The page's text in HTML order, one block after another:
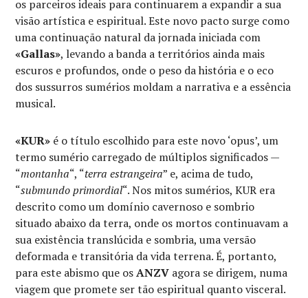
os parceiros ideais para continuarem a expandir a sua
visão artística e espiritual. Este novo pacto surge como
uma continuação natural da jornada iniciada com
«Gallas», levando a banda a territórios ainda mais
escuros e profundos, onde o peso da história e o eco
dos sussurros sumérios moldam a narrativa e a essência
musical.
«KUR» é o título escolhido para este novo ‘opus’, um
termo sumério carregado de múltiplos significados —
“montanha“, “terra estrangeira” e, acima de tudo,
“submundo primordial“. Nos mitos sumérios, KUR era
descrito como um domínio cavernoso e sombrio
situado abaixo da terra, onde os mortos continuavam a
sua existência translúcida e sombria, uma versão
deformada e transitória da vida terrena. É, portanto,
para este abismo que osANZV agora se dirigem, numa
viagem que promete ser tão espiritual quanto visceral.